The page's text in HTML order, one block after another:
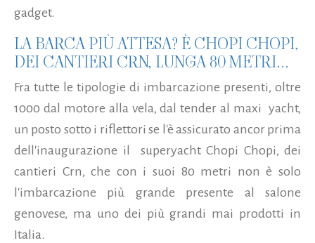
gadget.
LA BARCA PIÙ ATTESA? È CHOPI CHOPI,
DEI CANTIERI CRN, LUNGA 80 METRI...
Fra tutte le tipologie di imbarcazione presenti, oltre
1000 dal motore alla vela, dal tender al maxi yacht,
un posto sotto i riflettori se l'è assicurato ancor prima
dell'inaugurazione il superyacht Chopi Chopi, dei
cantieri Crn, che con i suoi 80 metri non è solo
l'imbarcazione più grande presente al salone
genovese, ma uno dei più grandi mai prodotti in
Italia.